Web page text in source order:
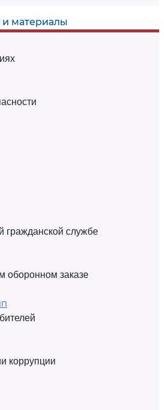
и материалы
гражданской службе
оборонном заказе
коррупции